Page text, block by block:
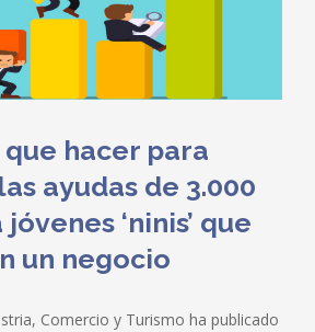
hacer para
ayudas de 3.000
‘ninis’ que
un negocio
Comercio y Turismo ha publicado